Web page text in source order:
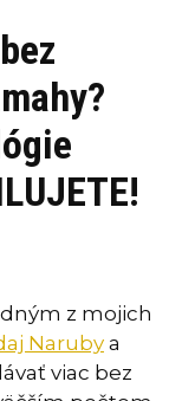
z mojich
Narubya
viac bez